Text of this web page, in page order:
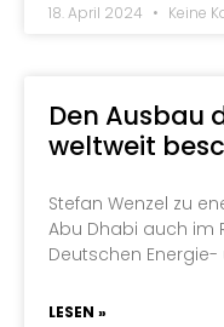
18. April 2024 Keine
Den Ausbau
weltweit
Stefan Wenzel zu
Abu Dhabi auch im
Deutschen
LESEN »